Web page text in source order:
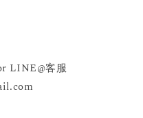
LINE@客服